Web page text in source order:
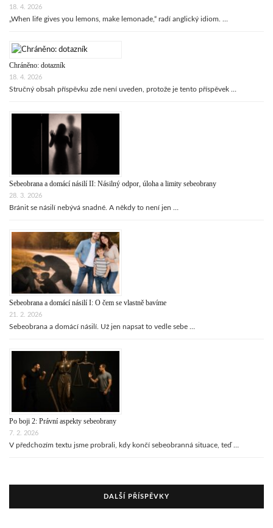
18. 4. 2026
„When life gives you lemons, make lemonade,“ radí anglický idiom. …
Chráněno: dotazník
18. 4. 2026
Stručný obsah příspěvku zde není uveden, protože je tento příspěvek …
Sebeobrana a domácí násilí II: Násilný odpor, úloha a limity sebeobrany
28. 3. 2026
Bránit se násilí nebývá snadné. A někdy to není jen …
Sebeobrana a domácí násilí I: O čem se vlastně bavíme
21. 2. 2026
Sebeobrana a domácí násilí. Už jen napsat to vedle sebe …
Po boji 2: Právní aspekty sebeobrany
7. 2. 2026
V předchozím textu jsme probrali, kdy končí sebeobranná situace, teď …
DALŠÍ PŘÍSPĚVKY